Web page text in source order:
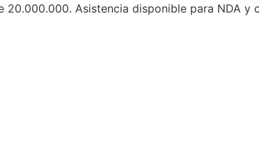
Asistencia disponible para NDA y